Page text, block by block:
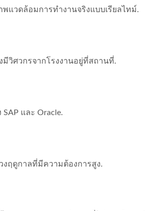
แวดล้อมการทำงานจริงแบบเรียลไทม์.
มีวิศวกรจากโรงงานอยู่ที่สถานที่.
และ Oracle.
ฤดูกาลที่มีความต้องการสูง.